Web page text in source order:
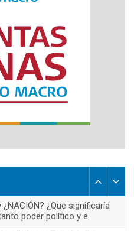
¿NACIÓN? ¿Que significaría
poder político y e